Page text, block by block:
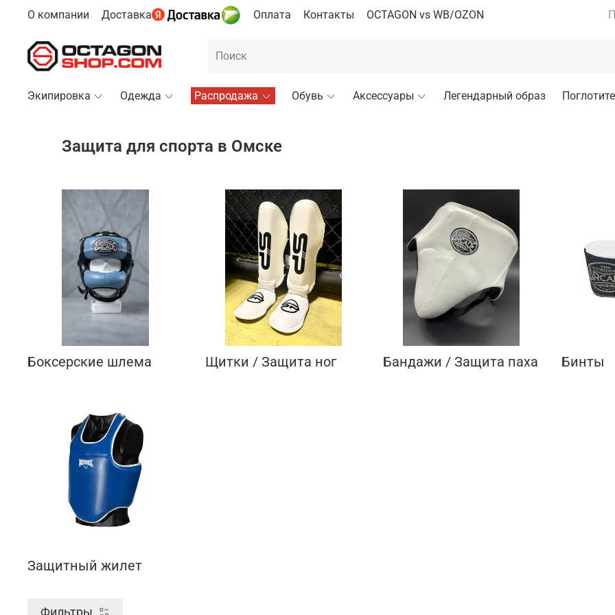
О компании Доставка Оплата Контакты OCTAGON vs WB/OZON
Экипировка Одежда Распродажа Обувь Аксессуары Легендарный образ
Защита для спорта в Омске
Боксерские шлема Щитки / Защита ног Бандажи / Защита паха Бинты
Защитный жилет
Фильтры